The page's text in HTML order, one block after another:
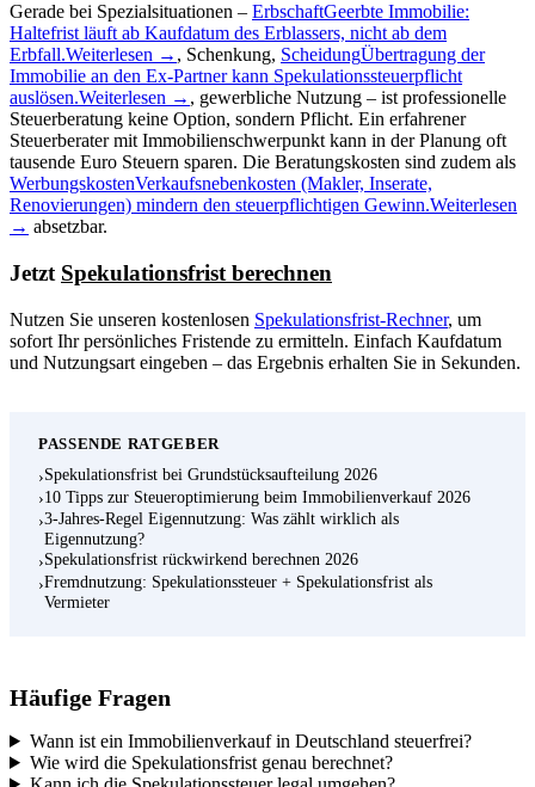
Gerade bei Spezialsituationen – ErbschaftGeerbte Immobilie:
Haltefrist läuft ab Kaufdatum des Erblassers, nicht ab dem
Erbfall.Weiterlesen → , Schenkung, ScheidungÜbertragung der
Immobilie an den Ex-Partner kann Spekulationssteuerpflicht
auslösen.Weiterlesen → , gewerbliche Nutzung – ist professionelle
Steuerberatung keine Option, sondern Pflicht. Ein erfahrener
Steuerberater mit Immobilienschwerpunkt kann in der Planung oft
tausende Euro Steuern sparen. Die Beratungskosten sind zudem als
WerbungskostenVerkaufsnebenkosten (Makler, Inserate,
Renovierungen) mindern den steuerpflichtigen Gewinn.Weiterlesen
→ absetzbar.
Jetzt Spekulationsfrist berechnen
Nutzen Sie unseren kostenlosen Spekulationsfrist-Rechner, um
sofort Ihr persönliches Fristende zu ermitteln. Einfach Kaufdatum
und Nutzungsart eingeben – das Ergebnis erhalten Sie in Sekunden.
PASSENDE RATGEBER
›Spekulationsfrist bei Grundstücksaufteilung 2026
›10 Tipps zur Steueroptimierung beim Immobilienverkauf 2026
›3-Jahres-Regel Eigennutzung: Was zählt wirklich als
Eigennutzung?
›Spekulationsfrist rückwirkend berechnen 2026
›Fremdnutzung: Spekulationssteuer + Spekulationsfrist als
Vermieter
Häufige Fragen
Wann ist ein Immobilienverkauf in Deutschland steuerfrei?
Wie wird die Spekulationsfrist genau berechnet?